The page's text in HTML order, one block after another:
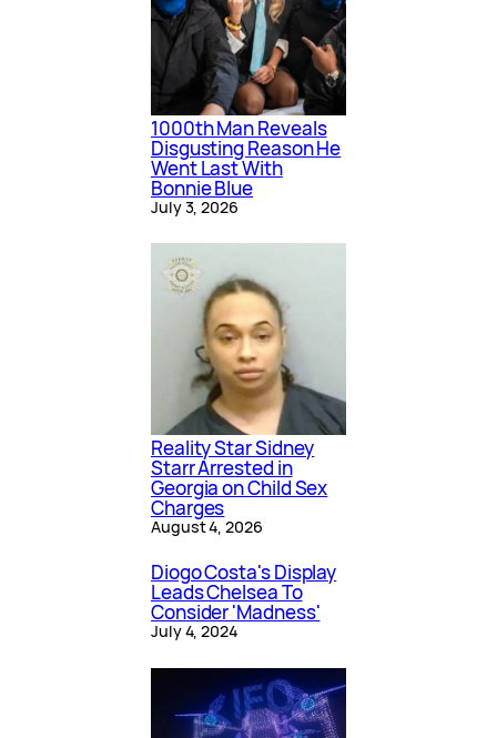
1000th Man Reveals
Disgusting Reason He
Went Last With
Bonnie Blue
July 3, 2026
Reality Star Sidney
Starr Arrested in
Georgia on Child Sex
Charges
August 4, 2026
Diogo Costa's Display
Leads Chelsea To
Consider 'Madness'
July 4, 2024